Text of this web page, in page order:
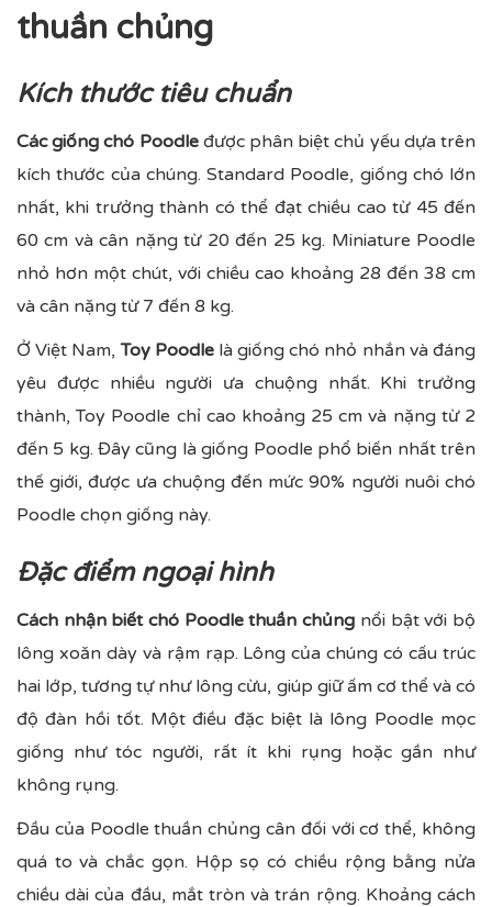
thuần chủng
Kích thước tiêu chuẩn
Các giống chó Poodleđược phân biệt chủ yếu dựa trên
kích thước của chúng. Standard Poodle, giống chó lớn
nhất, khi trưởng thành có thể đạt chiều cao từ 45 đến
60 cm và cân nặng từ 20 đến 25 kg. Miniature Poodle
nhỏ hơn một chút, với chiều cao khoảng 28 đến 38 cm
và cân nặng từ 7 đến 8 kg.
Ở Việt Nam,Toy Poodlelà giống chó nhỏ nhắn và đáng
yêu được nhiều người ưa chuộng nhất. Khi trưởng
thành, Toy Poodle chỉ cao khoảng 25 cm và nặng từ 2
đến 5 kg. Đây cũng là giống Poodle phổ biến nhất trên
thế giới, được ưa chuộng đến mức 90% người nuôi chó
Poodle chọn giống này.
Đặc điểm ngoại hình
Cách nhận biết chó Poodle thuần chủng nổi bật với bộ
lông xoăn dày và rậm rạp. Lông của chúng có cấu trúc
hai lớp, tương tự như lông cừu, giúp giữ ấm cơ thể và có
độ đàn hồi tốt. Một điều đặc biệt là lông Poodle mọc
giống như tóc người, rất ít khi rụng hoặc gần như
không rụng.
Đầu của Poodle thuần chủng cân đối với cơ thể, không
quá to và chắc gọn. Hộp sọ có chiều rộng bằng nửa
chiều dài của đầu, mắt tròn và trán rộng. Khoảng cách